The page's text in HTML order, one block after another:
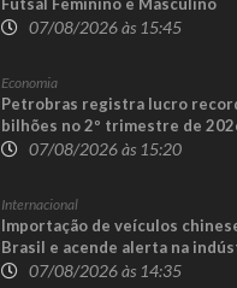
07/08/2026 às 15:45
Economia
Petrobras registra lucro
bilhões no 2º trimestre de
defasagem nos combustíveis
07/08/2026 às 15:20
Internacional
Importação de veículos
Brasil e acende alerta na
07/08/2026 às 14:35